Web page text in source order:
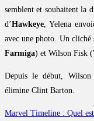
semblent et souhaitent la
d’Hawkeye , Yelena
avec une photo. Un cliché
Farmiga) et Wilson Fisk (
Depuis le début,
élimine Clint Barton.
Marvel Timeline : Quel